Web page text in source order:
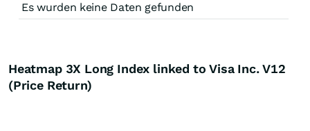
Es wurden keine Daten gefunden
Heatmap 3X Long Index linked to Visa Inc. V12
(Price Return)